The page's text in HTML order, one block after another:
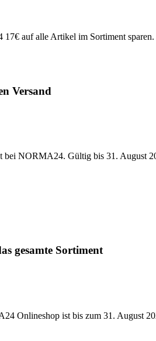
auf alle Artikel im Sortiment sparen.
Versand
bei NORMA24. Gültig bis 31. August
gesamte Sortiment
Onlineshop ist bis zum 31. August